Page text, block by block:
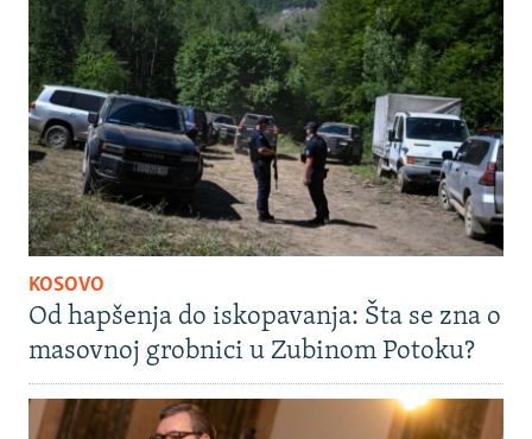
KOSOVO
Od hapšenja do iskopavanja: Šta se zna o
masovnoj grobnici u Zubinom Potoku?